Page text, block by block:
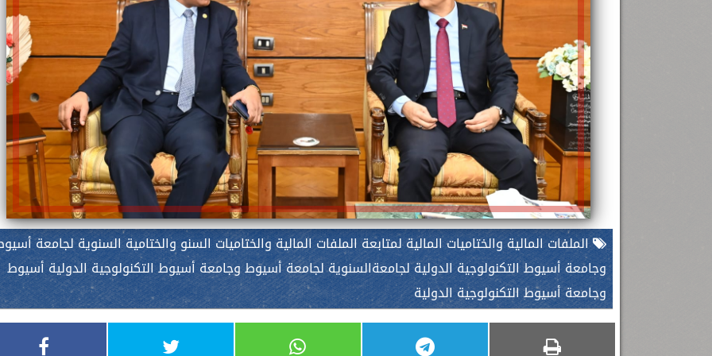
الملفات المالية والختاميات المالية لمتابعة الملفات المالية والختاميات السنو والختامية السنوية لجامعة
وجامعة أسيوط التكنولوجية الدولية لجامعةالسنوية لجامعة أسيوط وجامعة أسيوط التكنولوجية الدولية أسيوط
وجامعة أسيوط التكنولوجية الدولية